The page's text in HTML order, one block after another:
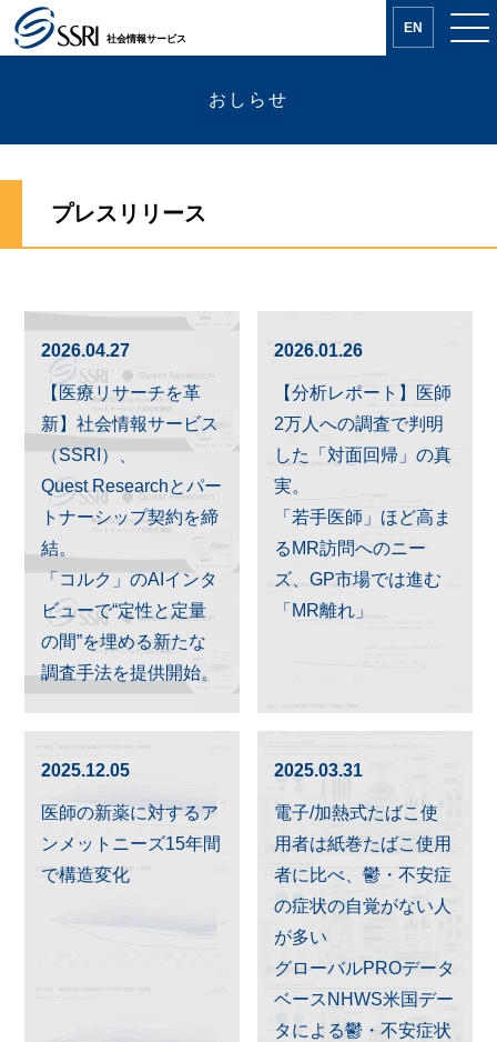
社会情報サービス
EN
おしらせ
プレスリリース
2026.04.27
【医療リサーチを革
新】社会情報サービス
（SSRI）、
Quest Researchとパー
トナーシップ契約を締
結。
「コルク」のAIインタ
ビューで“定性と定量
の間”を埋める新たな
調査手法を提供開始。
2026.01.26
【分析レポート】医師
2万人への調査で判明
した「対面回帰」の真
実。
「若手医師」ほど高ま
るMR訪問へのニー
ズ、GP市場では進む
「MR離れ」
2025.12.05
医師の新薬に対するア
ンメットニーズ15年間
で構造変化
2025.03.31
電子/加熱式たばこ使
用者は紙巻たばこ使用
者に比べ、鬱・不安症
の症状の自覚がない人
が多い
グローバルPROデータ
ベースNHWS米国デー
タによる鬱・不安症状